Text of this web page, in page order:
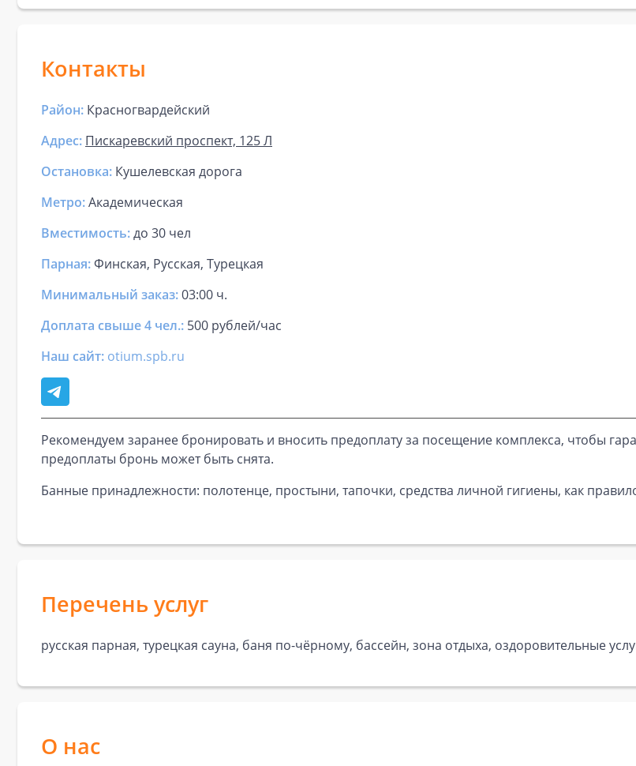
Контакты
Район: Красногвардейский
Адрес: Пискаревский проспект, 125 Л
Остановка: Кушелевская дорога
Метро:Академическая
Вместимость:до 30 чел
Парная:Финская, Русская, Турецкая
Минимальный заказ:03:00 ч.
Доплата свыше 4 чел.: 500 рублей/час
Наш сайт: otium.spb.ru
Рекомендуем заранее бронировать и вносить предоплату за посещение комплекса, чтобы
предоплаты бронь может быть снята.
Банные принадлежности: полотенце, простыни, тапочки, средства личной гигиены, как
Перечень услуг
русская парная, турецкая сауна, баня по-чёрному, бассейн, зона отдыха, оздоровительные
О нас